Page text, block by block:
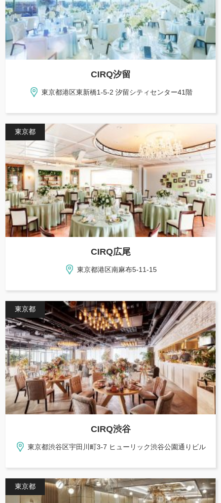
CIRQ汐留
東京都港区東新橋1-5-2 汐留シティセンター41階
東京都
CIRQ広尾
東京都港区南麻布5-11-15
東京都
CIRQ渋谷
東京都渋谷区宇田川町3-7 ヒューリック渋谷公園通りビル
東京都